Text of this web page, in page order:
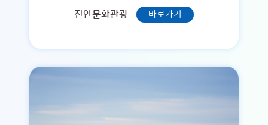
진안문화관광 바로가기